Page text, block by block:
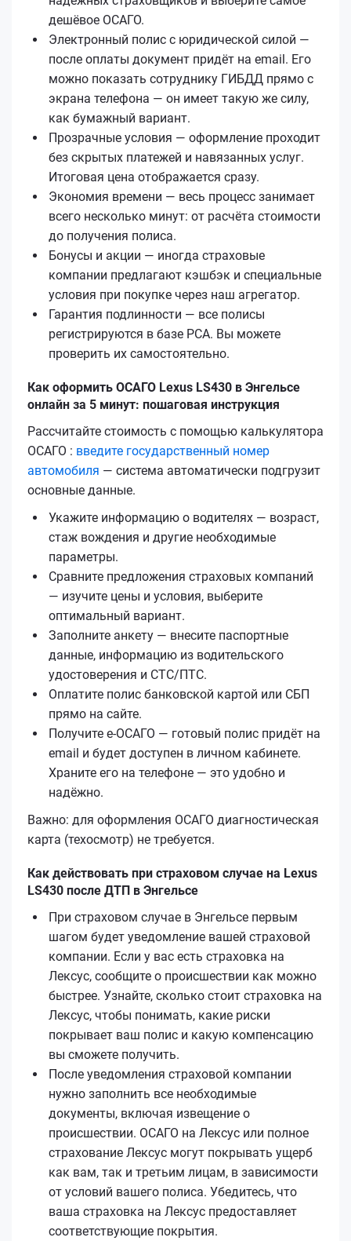
дешёвое ОСАГО.
Электронный полис с юридической силой —
после оплаты документ придёт на email. Его
можно показать сотруднику ГИБДД прямо с
экрана телефона — он имеет такую же силу,
как бумажный вариант.
Прозрачные условия — оформление проходит
без скрытых платежей и навязанных услуг.
Итоговая цена отображается сразу.
Экономия времени — весь процесс занимает
всего несколько минут: от расчёта стоимости
до получения полиса.
Бонусы и акции — иногда страховые
компании предлагают кэшбэк и специальные
условия при покупке через наш агрегатор.
Гарантия подлинности — все полисы
регистрируются в базе РСА. Вы можете
проверить их самостоятельно.
Как оформить ОСАГО Lexus LS430 в Энгельсе
онлайн за 5 минут: пошаговая инструкция
Рассчитайте стоимость с помощью калькулятора
ОСАГО : введите государственный номер
автомобиля — система автоматически подгрузит
основные данные.
Укажите информацию о водителях — возраст,
стаж вождения и другие необходимые
параметры.
Сравните предложения страховых компаний
— изучите цены и условия, выберите
оптимальный вариант.
Заполните анкету — внесите паспортные
данные, информацию из водительского
удостоверения и СТС/ПТС.
Оплатите полис банковской картой или СБП
прямо на сайте.
Получите е‑ОСАГО — готовый полис придёт на
email и будет доступен в личном кабинете.
Храните его на телефоне — это удобно и
надёжно.
Важно: для оформления ОСАГО диагностическая
карта (техосмотр) не требуется.
Как действовать при страховом случае на Lexus
LS430 после ДТП в Энгельсе
При страховом случае в Энгельсе первым
шагом будет уведомление вашей страховой
компании. Если у вас есть страховка на
Лексус, сообщите о происшествии как можно
быстрее. Узнайте, сколько стоит страховка на
Лексус, чтобы понимать, какие риски
покрывает ваш полис и какую компенсацию
вы сможете получить.
После уведомления страховой компании
нужно заполнить все необходимые
документы, включая извещение о
происшествии. ОСАГО на Лексус или полное
страхование Лексус могут покрывать ущерб
как вам, так и третьим лицам, в зависимости
от условий вашего полиса. Убедитесь, что
ваша страховка на Лексус предоставляет
соответствующие покрытия.